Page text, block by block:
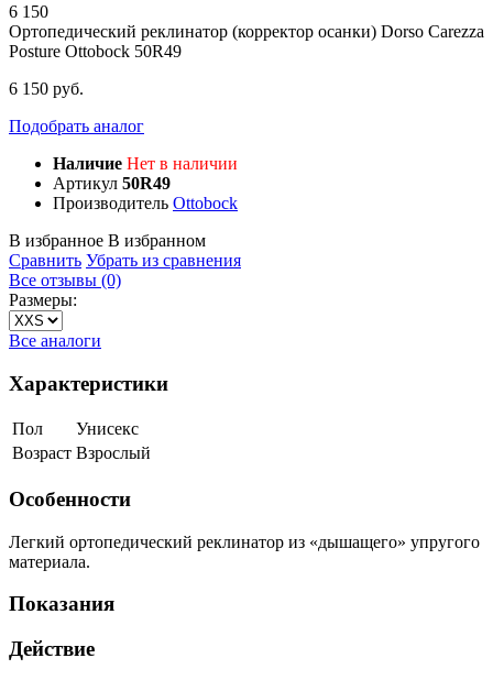
6 150
Ортопедический реклинатор (корректор осанки) Dorso Carezza
Posture Ottobock 50R49
6 150 руб.
Подобрать аналог
Наличие Нет в наличии
Артикул 50R49
Производитель Ottobock
В избранное В избранном
Сравнить Убрать из сравнения
Все отзывы (0)
Размеры:
Все аналоги
Характеристики
Пол
Унисекс
Возраст Взрослый
Особенности
Легкий ортопедический реклинатор из «дышащего» упругого
материала.
Показания
Действие